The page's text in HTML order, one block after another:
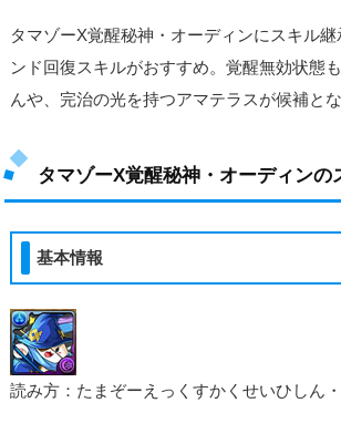
タマゾーX覚醒秘神・オーディンにスキル
ンド回復スキルがおすすめ。覚醒無効状態
んや、完治の光を持つアマテラスが候補とな
タマゾーX覚醒秘神・オーディンの
基本情報
読み方：たまぞーえっくすかくせいひしん